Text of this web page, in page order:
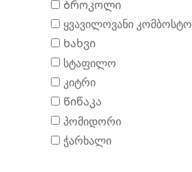
Ბროკოლი
ყვავილოვანი კომბოსტო
Ხახვი
სტაფილო
კიტრი
Წიწაკა
პომიდორი
ჭარხალი